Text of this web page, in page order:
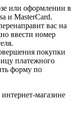
или оформлении в
и MasterCard.
вас на
ввести номер
покупки
платежного
форму по
магазине